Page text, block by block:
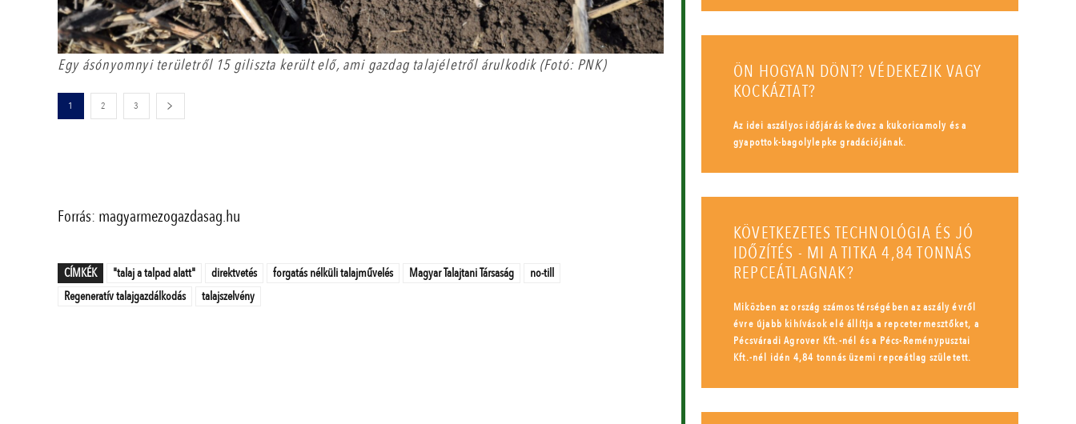
Egy ásónyomnyi területről 15 giliszta került elő, ami gazdag talajéletről árulkodik (Fotó: PNK)
1 2 3
Forrás: magyarmezogazdasag.hu
CÍMKÉK "talaj a talpad alatt" direktvetés forgatás nélküli talajművelés Magyar Talajtani Társaság
no-till
Regeneratív talajgazdálkodás
talajszelvény
ÖN HOGYAN DÖNT? VÉDEKEZIK VAGY
KOCKÁZTAT?
Az idei aszályos időjárás kedvez a kukoricamoly és a
gyapottok-bagolylepke gradációjának.
KÖVETKEZETES TECHNOLÓGIA ÉS JÓ
IDŐZÍTÉS - MI A TITKA 4,84 TONNÁS
REPCEÁTLAGNAK?
Miközben az ország számos térségében az aszály évről
évre újabb kihívások elé állítja a repcetermesztőket, a
Pécsváradi Agrover Kft.-nél és a Pécs-Reménypusztai
Kft.-nél idén 4,84 tonnás üzemi repceátlag született.